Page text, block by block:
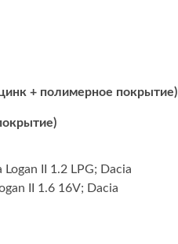
+ полимерное покрытие)
II 1.2 LPG; Dacia
II 1.6 16V; Dacia